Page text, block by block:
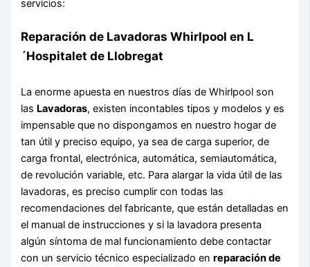
servicios:
Reparación de Lavadoras Whirlpool en L
´Hospitalet de Llobregat
La enorme apuesta en nuestros días de Whirlpool son
las Lavadoras, existen incontables tipos y modelos y es
impensable que no dispongamos en nuestro hogar de
tan útil y preciso equipo, ya sea de carga superior, de
carga frontal, electrónica, automática, semiautomática,
de revolución variable, etc. Para alargar la vida útil de las
lavadoras, es preciso cumplir con todas las
recomendaciones del fabricante, que están detalladas en
el manual de instrucciones y si la lavadora presenta
algún síntoma de mal funcionamiento debe contactar
con un servicio técnico especializado enreparación de